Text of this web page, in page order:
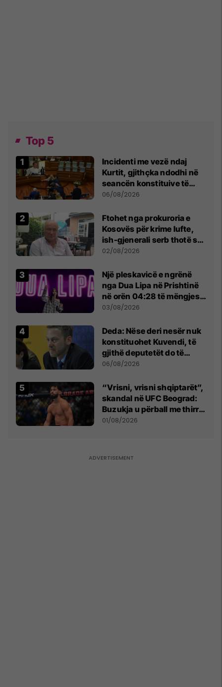
Top 5
Incidenti me vezë ndaj
Kurtit, gjithçka ndodhi në
seancën konstituive të
Kuvendit
06/08/2026
Ftohet nga prokuroria e
Kosovës për krime lufte,
ish-gjenerali serb thotë se
dikush e tradhtoi në
02/08/2026
Një pleskavicë e ngrënë
nga Dua Lipa në Prishtinë
në orën 04:28 të mëngjesit
- dhe bota digjitale serbe
03/08/2026
Deda: Nëse deri nesër nuk
konstituohet Kuvendi, të
gjithë deputetët do të
bëjnë shkelje të rëndë
06/08/2026
“Vrisni, vrisni shqiptarët”,
skandal në UFC Beograd:
Buzukja u përball me thirrje
anti-shqiptare nga
01/08/2026